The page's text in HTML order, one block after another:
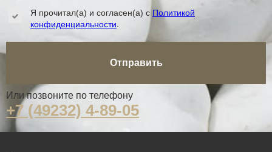
Я прочитал(а) и согласен(а) с Политикой
конфиденциальности.
Отправить
Или позвоните по телефону
+7 (49232) 4-89-05